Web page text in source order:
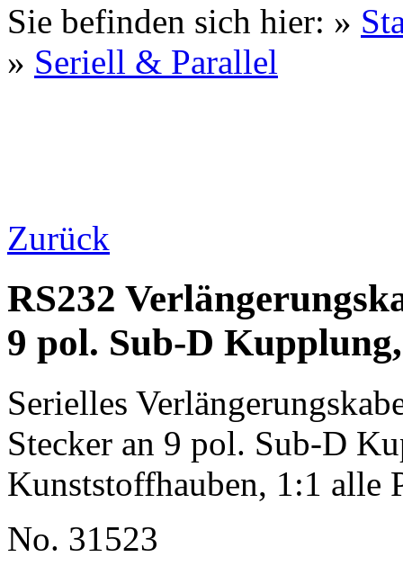
Sie befinden sich hier: »
» Seriell & Parallel
Zurück
RS232
9 pol. Sub-D
Serielles
Stecker an 9 pol. Sub-D
Kunststoffhauben, 1:1 alle
No. 31523